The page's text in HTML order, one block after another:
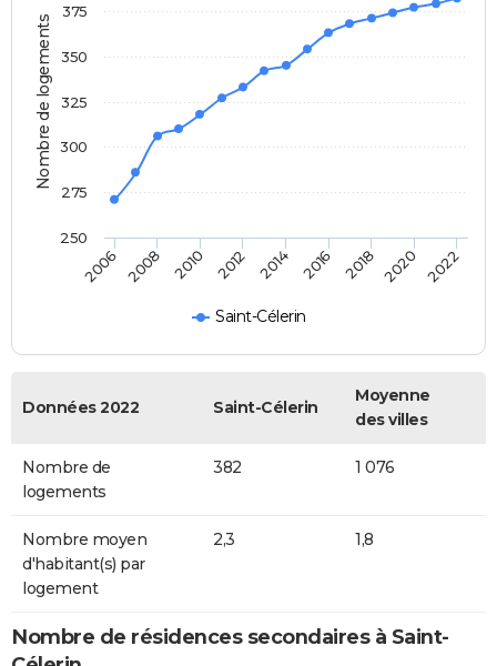
Nombre de logements
Saint-Célerin
2006 2008 2010 2012 2014 2016 2018 2020 2022
250
275
300
325
350
375
Données 2022 Saint-Célerin
Moyenne
des villes
Nombre de
logements
382 1 076
Nombre moyen
d'habitant(s) par
logement
2,3 1,8
Nombre de résidences secondaires à Saint-